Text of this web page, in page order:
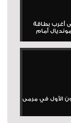
أغرب بطاقة
أمام
الأول في مرمى